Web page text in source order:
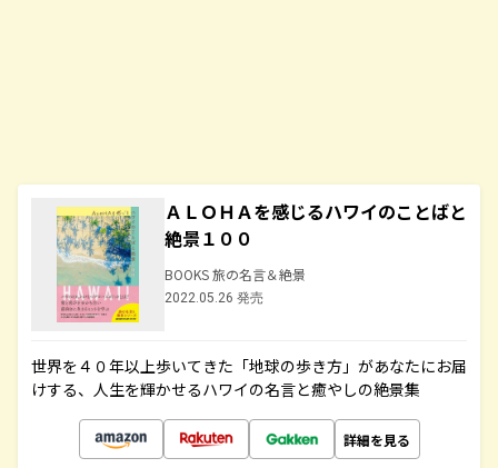
ＡＬＯＨＡを感じるハワイのことばと
絶景１００
BOOKS 旅の名言＆絶景
2022.05.26 発売
世界を４０年以上歩いてきた「地球の歩き方」があなたにお届
けする、人生を輝かせるハワイの名言と癒やしの絶景集
詳細を見る